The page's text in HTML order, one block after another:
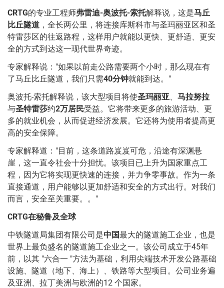
CRTG的专业工程师弗雷迪-奥波托-索托解释说，这是马丘
比丘隧道 ，全长两公里，将连接库斯科市与圣玛丽亚区和圣
特雷莎区的往返路程，这样用户就能以更快、更舒适、更安
全的方式到达这一现代世界奇迹。
专家解释说："如果以前走公路需要两个小时，那么现在有
了马丘比丘隧道，我们只需40分钟就能到达。"
奥波托-索托解释说，该大型项目将使圣玛丽亚
马拉努拉
与圣特雷莎约2万居民受益。它将带来更多的旅游活动、更
多的就业机会，从而促进经济发展。它还将为使用者提高更
高的安全保障。
专家解释道："目前，这条道路岌岌可危，沿途有深渊悬
崖，这一直令社会十分担忧。该项目已上升为国家重点工
程，因为它将实现更快速的连接，并力争零事故。作为一条
直接通道，用户能够以更加舒适和安全的方式出行。对我们
而言，安全至关重要。。"
CRTG在秘鲁及全球
中铁隧道局集团有限公司是中国最大的隧道施工企业，也是
世界上最负盛名的隧道施工企业之一。该公司成立于45年
前，以其 "六合一 "方法为基础，利用尖端技术开发公路基础
设施、隧道（地下、海上）、铁路等大型项目。公司业务遍
及亚洲、拉丁美洲与欧洲的12 个国家。